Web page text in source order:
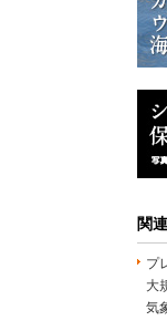
関
プ
大
気